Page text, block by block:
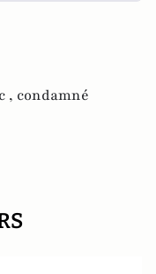
, condamné